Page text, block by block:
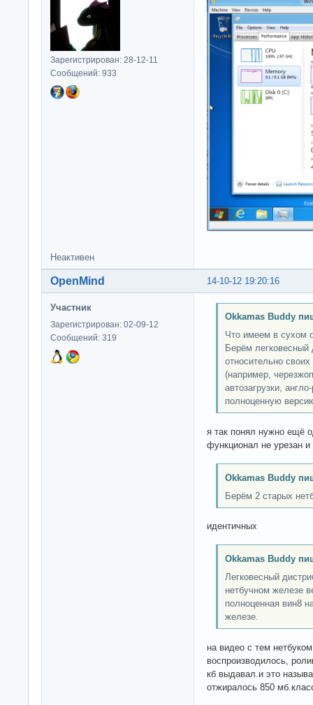
Зарегистрирован: 28-12-11
Сообщений: 933
Неактивен
14-10-12 19:20:16
OpenMind
Участник
Зарегистрирован: 02-09-12
Сообщений: 319
Okkamas Buddy
Что имеем в сухом
Берём легковесный
относительно
(например,
автозагрузки,
полноценную
я так понял нужно ещё
функционал не урезан
Okkamas Buddy
Берём 2 старых
идентичных
Okkamas Buddy
Легковесный
нетбучном железе
полноценная вин8
железе.
на видео с тем
воспроизводилось,
кб выдавал.и это
отжиралось 850